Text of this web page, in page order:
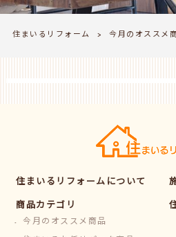
住まいるリフォーム > 今月のオススメ
住まいるリフォームについて
商品カテゴリ
今月のオススメ商品